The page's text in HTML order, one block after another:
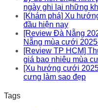
ngày ghi lại những
[Khám phá] Xu
đầu hiện nay
[Review Đà Nẵng
Nẵng mùa cưới
[Review TP HCM]
giá bao nhiêu mùa
[Xu hướng cưới
cưng làm sao đẹp
Tags